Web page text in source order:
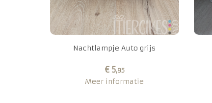
Nachtlampje Auto grijs
€ 5,95
Meer informatie